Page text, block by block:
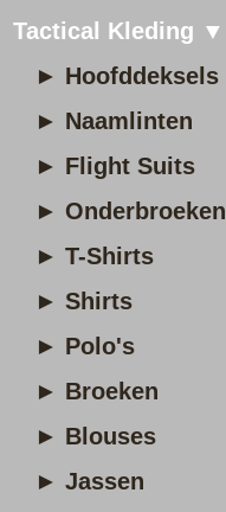
Tactical Kleding ▼
► Hoofddeksels
► Naamlinten
► Flight Suits
► Onderbroeken
► T-Shirts
► Shirts
► Polo's
► Broeken
► Blouses
► Jassen